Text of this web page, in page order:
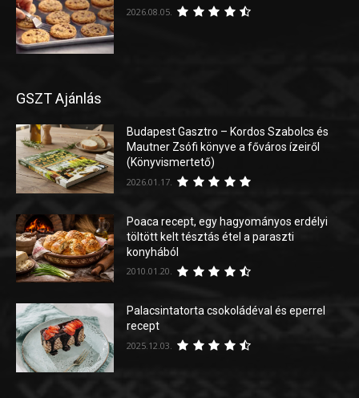
2026.08.05.
GSZT Ajánlás
Budapest Gasztro – Kordos Szabolcs és
Mautner Zsófi könyve a főváros ízeiről
(Könyvismertető)
2026.01.17.
Poaca recept, egy hagyományos erdélyi
töltött kelt tésztás étel a paraszti
konyhából
2010.01.20.
Palacsintatorta csokoládéval és eperrel
recept
2025.12.03.